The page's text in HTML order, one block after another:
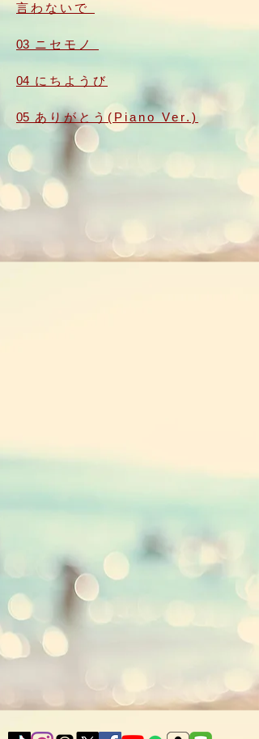
言わないで
03 ニセモノ
04 にちようび
05 ありがとう(Piano Ver.)